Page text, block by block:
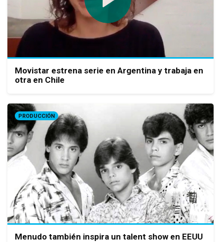
Movistar estrena serie en Argentina y trabaja en
otra en Chile
PRODUCCIÓN
Menudo también inspira un talent show en EEUU